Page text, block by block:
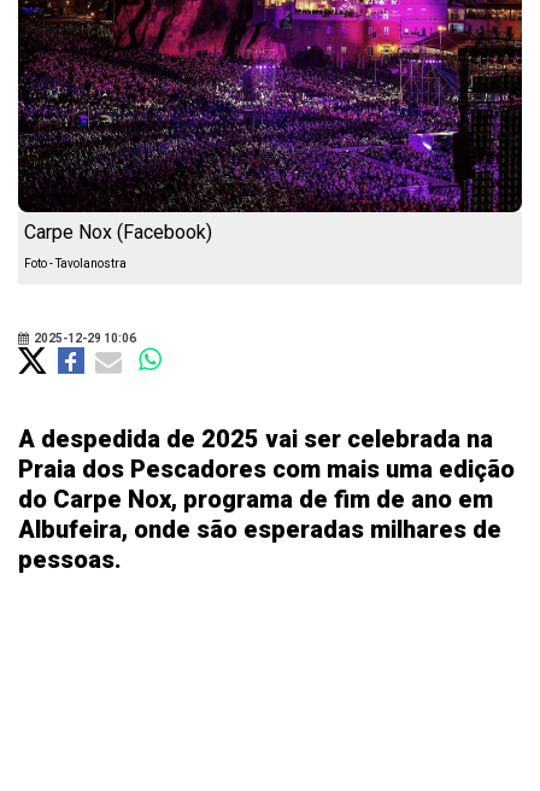
Carpe Nox (Facebook)
Foto - Tavolanostra
2025-12-29 10:06
A despedida de 2025 vai ser celebrada na
Praia dos Pescadores com mais uma edição
do Carpe Nox, programa de fim de ano em
Albufeira, onde são esperadas milhares de
pessoas.